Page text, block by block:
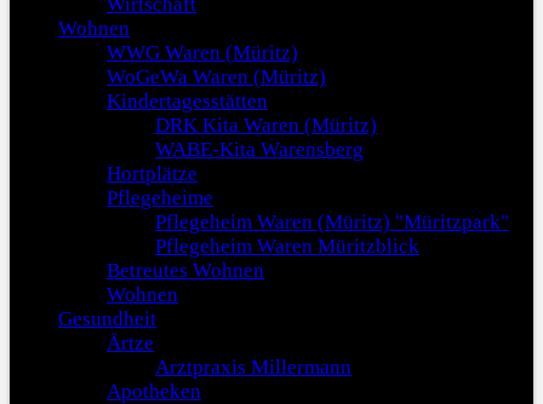
Wohnen
WWG Waren (Müritz)
WoGeWa Waren (Müritz)
Kindertagesstätten
DRK Kita Waren (Müritz)
WABE-Kita Warensberg
Hortplätze
Pflegeheime
Pflegeheim Waren (Müritz) "Müritzpark"
Pflegeheim Waren Müritzblick
Betreutes Wohnen
Wohnen
Gesundheit
Ärtze
Arztpraxis Millermann
Apotheken